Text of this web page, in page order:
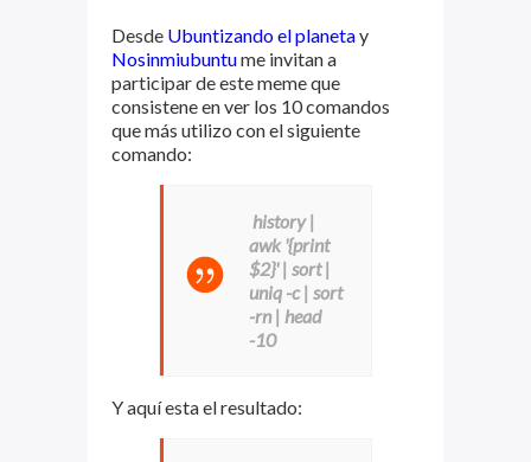
Desde Ubuntizando el planetay
Nosinmiubuntume invitan a
participar de este meme que
consistene en ver los 10 comandos
que más utilizo con el siguiente
comando:
history |
awk '{print
$2}' | sort |
uniq -c | sort
-rn | head
-10
Y aquí esta el resultado: